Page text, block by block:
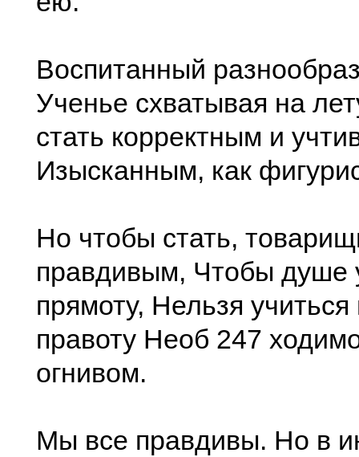
Воспитанный
Ученье схватывая на
стать корректным и
Изысканным, как
Но чтобы стать,
правдивым, Чтобы душе
прямоту, Нельзя учиться
правоту Необ 247
огнивом.
Мы все правдивы. Но в